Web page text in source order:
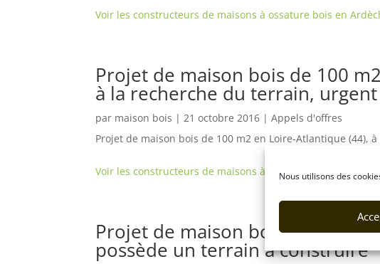
Nous utilisons des
Voir les constructeurs de maisons à ossature bois en
Projet de maison bois de 100
à la recherche du terrain, urgent
par maison bois |21 octobre 2016 |Appels d'offres
Projet de maison bois de 100 m2 en Loire-Atlantique (44),
Voir les constructeurs de maisons à ossature bois en Loire-
Projet de maison bois de 150
possède un terrain à construire